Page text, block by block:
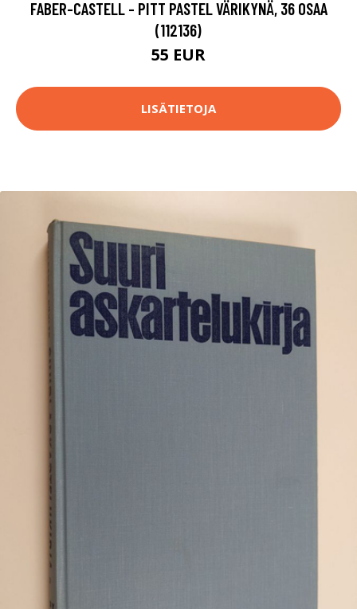
FABER-CASTELL - PITT PASTEL VÄRIKYNÄ, 36 OSAA
(112136)
55 EUR
LISÄTIETOJA